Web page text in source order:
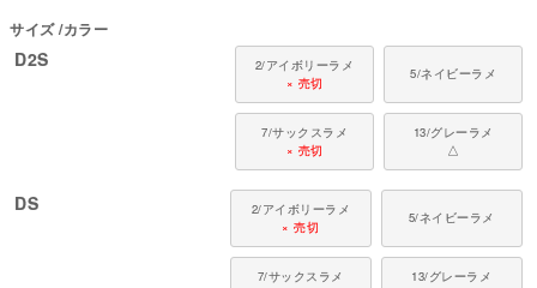
サイズ カラー
D2S
2/アイボリーラメ
× 売切
5/ネイビーラメ
7/サックスラメ
× 売切
13/グレーラメ
△
DS
2/アイボリーラメ
× 売切
5/ネイビーラメ
7/サックスラメ 13/グレーラメ